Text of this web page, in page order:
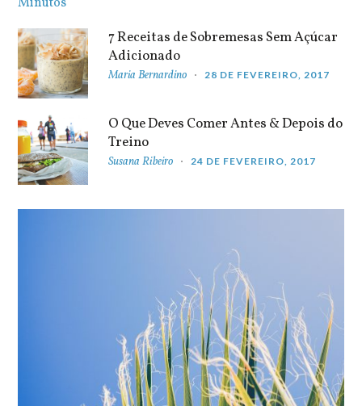
7 Receitas de Sobremesas Sem Açúcar
Adicionado
Maria Bernardino 28 DE FEVEREIRO, 2017
O Que Deves Comer Antes & Depois do
Treino
Susana Ribeiro 24 DE FEVEREIRO, 2017